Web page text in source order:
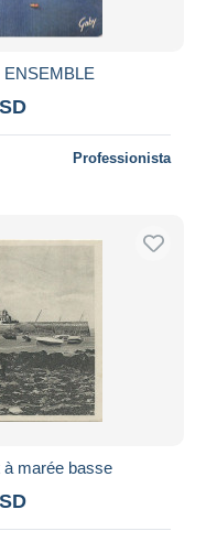
Professionista
marée basse